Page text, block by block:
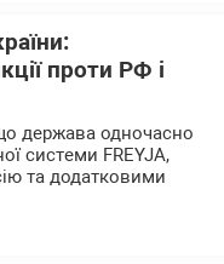
проти РФ і
держава одночасно
системи FREYJA,
та додатковими